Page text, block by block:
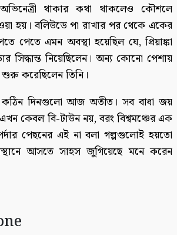
থাকার কথা থাকলেও কৌশলে
হয়। বলিউডে পা রাখার পর থেকে একের
পেতে এমন অবস্থা হয়েছিল যে, প্রিয়াঙ্কা
সিদ্ধান্ত নিয়েছিলেন। অন্য কোনো পেশায়
শুরু করেছিলেন তিনি।
দিনগুলো আজ অতীত। সব বাধা জয়
এখন কেবল বি-টাউন নয়, বরং বিশ্বমঞ্চের এক
পেছনের এই না বলা গল্পগুলোই হয়তো
আসতে সাহস জুগিয়েছে মনে করেন